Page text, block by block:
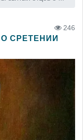
246
СРЕТЕНИИ